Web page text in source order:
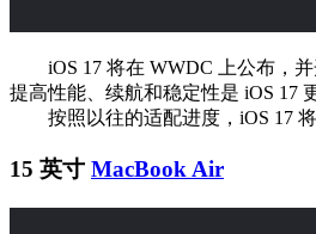
iOS 17 将在 WWDC 上公布，并
提高性能、续航和稳定性是 iOS 17
按照以往的适配进度，iOS 17 将
15 英寸 MacBook Air